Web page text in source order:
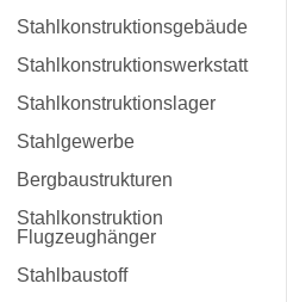
Stahlkonstruktionsgebäude
Stahlkonstruktionswerkstatt
Stahlkonstruktionslager
Stahlgewerbe
Bergbaustrukturen
Stahlkonstruktion
Flugzeughänger
Stahlbaustoff